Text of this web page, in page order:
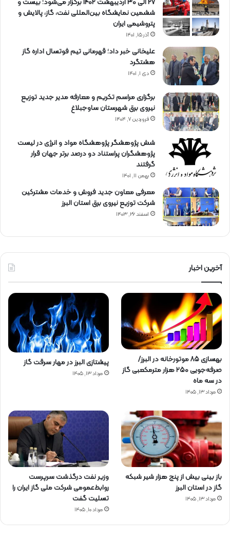
ششمین نمایشگاه بین‌المللی نفت، گاز، پالایش و
پتروشیمی ایران
آذر ۱۵, ۱۴۰۱
علیخانی خبر داد؛ قهرمانی تیم فوتسال اداره گاز
هشتگرد
دی ۱, ۱۴۰۱
برگزاری مراسم تكریم و معارفه مدیر جدید توزیع
نیروی برق شهرستان ساوجبلاغ
فروردین ۷, ۱۴۰۴
شش پژوهشگر پژوهشگاه مواد و انرژی در لیست
پژوهشگران پراستناد دو درصد برتر جهان قرار
گرفتند
بهمن ۱۱, ۱۴۰۱
معرفی معاون جدید فروش و خدمات مشتركین
شركت توزیع نیروی برق استان البرز
اسفند ۲۶, ۱۴۰۳
آخرین اخبار
بهسازی ۸۵ موتورخانه در البرز/
صرفه‌جویی ۲۵۰ هزار مترمکعبی گاز
در سه ماه
مرداد ۱۳, ۱۴۰۵
پیشتازی البرز در مهار سرقت گاز
مرداد ۱۳, ۱۴۰۵
باز بینی بیش از پنج هزار شیر شبکه
گاز در استان البرز
مرداد ۱۳, ۱۴۰۵
وزیر نفت درگذشت سرپرست
روابط‌عمومی شرکت ملی گاز ایران را
تسلیت گفت
مرداد ۱۰, ۱۴۰۵